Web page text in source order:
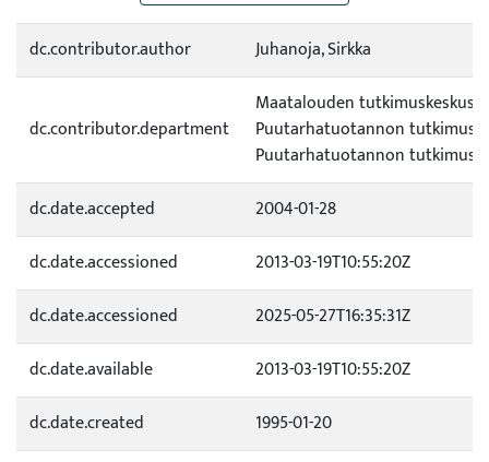
dc.contributor.author Juhanoja, Sirkka
dc.contributor.department
Maatalouden tutkimuskeskus
Puutarhatuotannon
Puutarhatuotannon
dc.date.accepted
2004-01-28
dc.date.accessioned
2013-03-19T10:55:20Z
dc.date.accessioned
2025-05-27T16:35:31Z
dc.date.available
2013-03-19T10:55:20Z
dc.date.created
1995-01-20